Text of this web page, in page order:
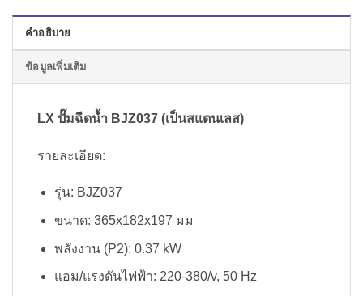
คำอธิบาย
ข้อมูลเพิ่มเติม
LX ปั๊มฉีดน้ำ BJZ037 (เป็นสแตนเลส)
รายละเอียด:
รุ่น: BJZ037
ขนาด: 365x182x197 มม
พลังงาน (P2): 0.37 kW
แอม/แรงดันไฟฟ้า: 220-380/v, 50 Hz